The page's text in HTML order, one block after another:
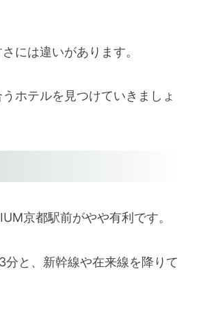
には違いがあります。
ホテルを見つけていきましょ
京都駅前がやや有利です。
分と、新幹線や在来線を降りて